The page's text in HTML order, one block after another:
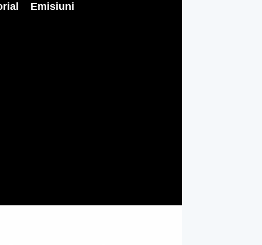
Emisiuni